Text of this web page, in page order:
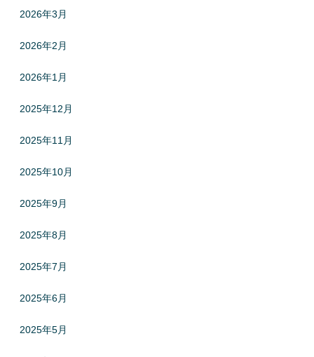
2026年3月
2026年2月
2026年1月
2025年12月
2025年11月
2025年10月
2025年9月
2025年8月
2025年7月
2025年6月
2025年5月